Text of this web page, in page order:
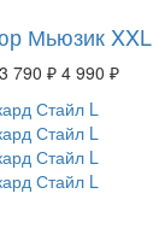
Мьюзик XXL
3 790 ₽ 4 990 ₽